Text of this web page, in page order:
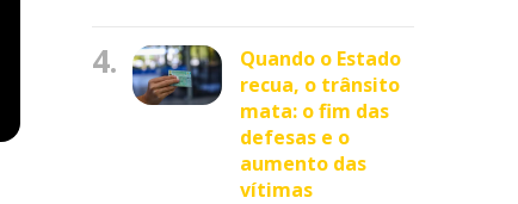
4.
Quando o Estado
recua, o trânsito
mata: o fim das
defesas e o
aumento das
vítimas